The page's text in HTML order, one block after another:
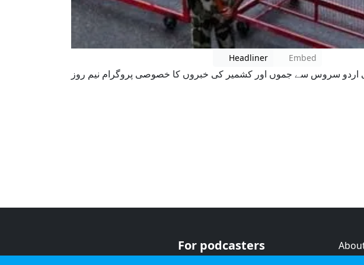
Headliner Embed
سروس سے جموں اور کشمیر کی خبروں کا خصوصی پروگرام نیم روز
For podcasters